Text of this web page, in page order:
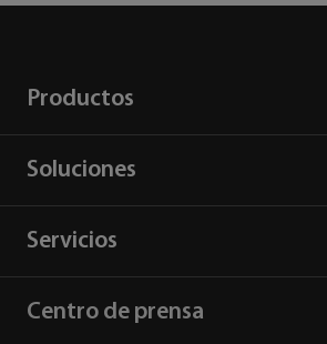
Productos
Soluciones
Servicios
Centro de prensa